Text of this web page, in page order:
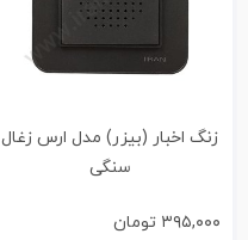
زنگ اخبار (بیزر) مدل ارس زغال
سنگی
۳۹۵,۰۰۰ تومان